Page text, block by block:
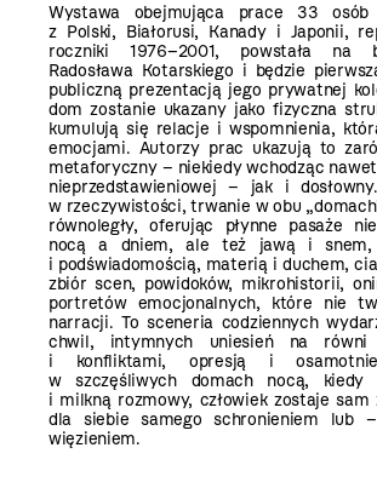
Wystawa obejmująca prace 33 osób
z Polski, Białorusi, Kanady i Japonii,
roczniki 1976–2001, powstała na
Radosława Kotarskiego i będzie
publiczną prezentacją jego prywatnej
dom zostanie ukazany jako fizyczna
kumulują się relacje i wspomnienia,
emocjami. Autorzy prac ukazują to
metaforyczny – niekiedy wchodząc
nieprzedstawieniowej – jak i
w rzeczywistości, trwanie w obu
równoległy, oferując płynne pasaże
nocą a dniem, ale też jawą i snem,
i podświadomością, materią i duchem,
zbiór scen, powidoków, mikrohistorii,
portretów emocjonalnych, które nie
narracji. To sceneria codziennych
chwil, intymnych uniesień na
i konfliktami, opresją i
w szczęśliwych domach nocą, kiedy
i milkną rozmowy, człowiek zostaje sam
dla siebie samego schronieniem lub
więzieniem.